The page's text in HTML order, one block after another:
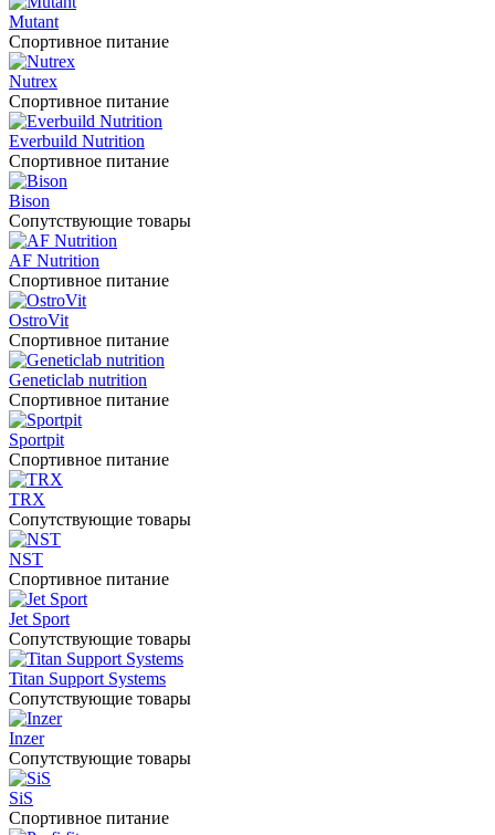
Mutant
Спортивное питание
Nutrex
Спортивное питание
Everbuild Nutrition
Спортивное питание
Bison
Сопутствующие товары
AF Nutrition
Спортивное питание
OstroVit
Спортивное питание
Geneticlab nutrition
Спортивное питание
Sportpit
Спортивное питание
TRX
Сопутствующие товары
NST
Спортивное питание
Jet Sport
Сопутствующие товары
Titan Support Systems
Сопутствующие товары
Inzer
Сопутствующие товары
SiS
Спортивное питание